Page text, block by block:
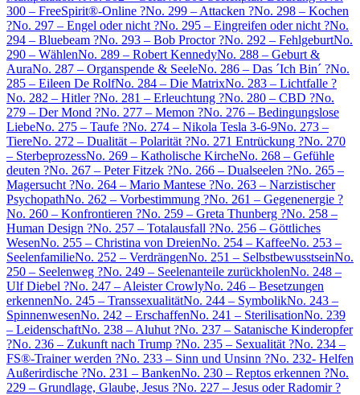
300 – FreeSpirit®-Online ?No. 299 – Attacken ?No. 298 – Kochen
?No. 297 – Engel oder nicht ?No. 295 – Eingreifen oder nicht ?No.
294 – Bluebeam ?No. 293 – Bob Proctor ?No. 292 – FehlgeburtNo.
290 – WählenNo. 289 – Robert KennedyNo. 288 – Geburt &
AuraNo. 287 – Organspende & SeeleNo. 286 – Das ´Ich Bin´ ?No.
285 – Eileen De RolfNo. 284 – Die MatrixNo. 283 – Lichtfalle ?
No. 282 – Hitler ?No. 281 – Erleuchtung ?No. 280 – CBD ?No.
279 – Der Mond ?No. 277 – Memon ?No. 276 – Bedingungslose
LiebeNo. 275 – Taufe ?No. 274 – Nikola Tesla 3-6-9No. 273 –
TiereNo. 272 – Dualität – Polarität ?No. 271 Entrückung ?No. 270
– SterbeprozessNo. 269 – Katholische KircheNo. 268 – Gefühle
deuten ?No. 267 – Peter Fitzek ?No. 266 – Dualseelen ?No. 265 –
Magersucht ?No. 264 – Mario Mantese ?No. 263 – Narzistischer
PsychopathNo. 262 – Vorbestimmung ?No. 261 – Gegenenergie ?
No. 260 – Konfrontieren ?No. 259 – Greta Thunberg ?No. 258 –
Human Design ?No. 257 – Totalausfall ?No. 256 – Göttliches
WesenNo. 255 – Christina von DreienNo. 254 – KaffeeNo. 253 –
SeelenfamilieNo. 252 – VerdrängenNo. 251 – SelbstbewusstseinNo.
250 – Seelenweg ?No. 249 – Seelenanteile zurückholenNo. 248 –
Ulf Diebel ?No. 247 – Aleister CrowlyNo. 246 – Besetzungen
erkennenNo. 245 – TranssexualitätNo. 244 – SymbolikNo. 243 –
SpinnenwesenNo. 242 – ErschaffenNo. 241 – SterilisationNo. 239
– LeidenschaftNo. 238 – Aluhut ?No. 237 – Satanische Kinderopfer
?No. 236 – Zukunft nach Trump ?No. 235 – Sexualität ?No. 234 –
FS®-Trainer werden ?No. 233 – Sinn und Unsinn ?No. 232- Helfen
Außerirdische ?No. 231 – BankenNo. 230 – Reptos erkennen ?No.
229 – Grundlage, Glaube, Jesus ?No. 227 – Jesus oder Radomir ?